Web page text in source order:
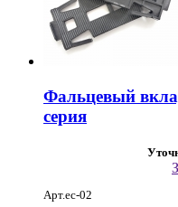
Фальцевый
серия
Арт.ec-02